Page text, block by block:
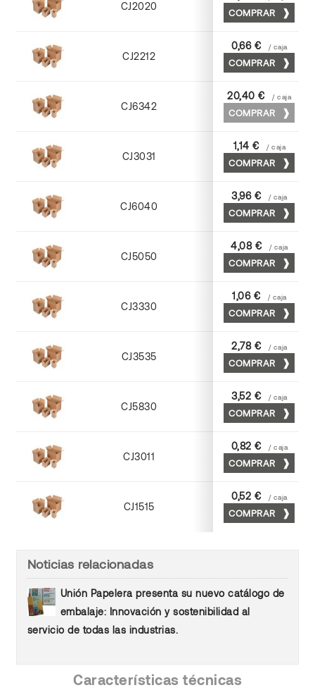
CJ2020
Kraft
COMPRAR
CJ2212
Kraft
0,66 € / caja
COMPRAR
CJ6342
Cuero
20,40 € / caja
COMPRAR
CJ3031
Kraft
1,14 € / caja
COMPRAR
CJ6040
Cuero
3,96 € / caja
COMPRAR
CJ5050
Cuero
4,08 € / caja
COMPRAR
CJ3330
Kraft
1,06 € / caja
COMPRAR
CJ3535
Cuero
2,78 € / caja
COMPRAR
CJ5830
Cuero
3,52 € / caja
COMPRAR
CJ3011
Kraft
0,82 € / caja
COMPRAR
CJ1515
Kraft
0,52 € / caja
COMPRAR
Noticias relacionadas
Unión Papelera presenta su nuevo catálogo de
embalaje: Innovación y sostenibilidad al
servicio de todas las industrias.
Características técnicas